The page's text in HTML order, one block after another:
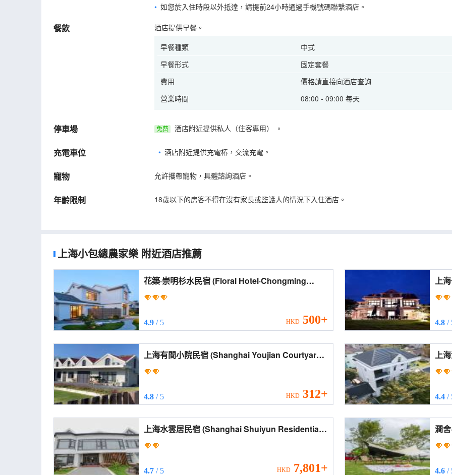
如您於入住時段以外抵達，請提前24小時通過手機號碼聯繫酒店。
餐飲
酒店提供早餐。
早餐種類
中式
早餐形式
固定套餐
費用
價格請直接向酒店查詢
營業時間
08:00 - 09:00 每天
停車場 免费 酒店附近提供私人（住客專用） 。
充電車位 • 酒店附近提供充電樁，交流充電。
寵物 允許攜帶寵物，具體諮詢酒店。
年齡限制 18歲以下的房客不得在沒有家長或監護人的情況下入住酒店。
上海小包總農家樂 附近酒店推薦
花築·崇明杉水民宿 (Floral Hotel·Chongming
Shanshui Hotel)
4.9 / 5 HKD 500+ 4.8/
上海有間小院民宿 (Shanghai Youjian Courtyard
Homestay)
4.8 / 5 HKD 312+ 4.4/
上海水雲居民宿 (Shanghai Shuiyun Residential
Residue)
4.7 / 5 HKD 7,801+
澗舍
4.6/